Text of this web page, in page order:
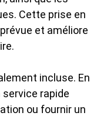
Cette prise en
et améliore
incluse. En
service rapide
ou fournir un